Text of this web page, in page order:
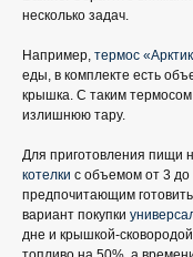
несколько задач.
Например, термос
еды, в комплекте есть
крышка. С таким термосом
излишнюю тару.
Для приготовления пищи
котелки с объемом от 3 до
предпочитающим
вариант покупки
дне и крышкой-